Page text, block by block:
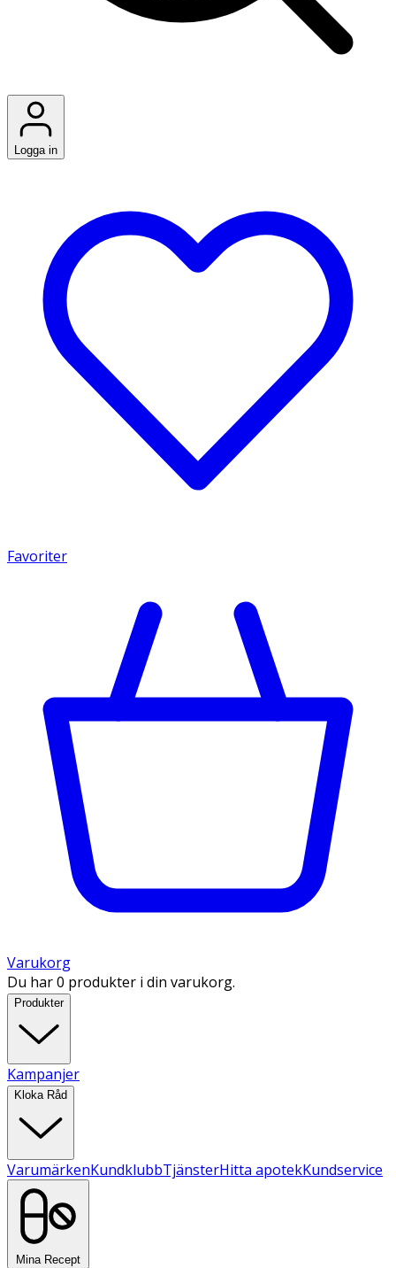
Logga in
Favoriter
Varukorg
Du har 0 produkter i din varukorg.
Produkter
Kampanjer
Kloka Råd
VarumärkenKundklubbTjänsterHitta apotekKundservice
Mina Recept